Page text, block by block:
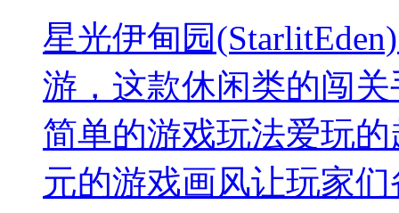
星光伊甸园
游，这款休闲类的闯
简单的游戏玩法爱玩
元的游戏画风让玩家